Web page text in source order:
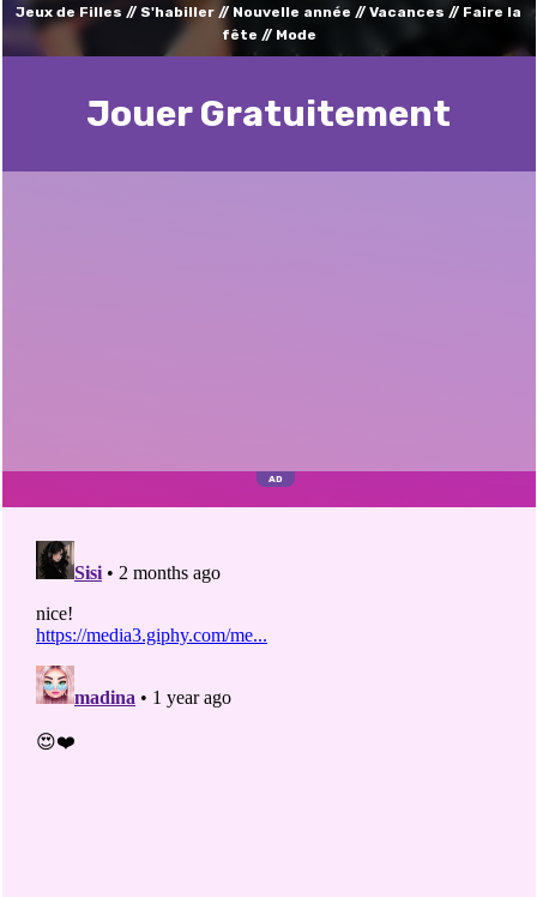
Jeux de Filles S'habiller Nouvelle année Vacances
Faire la
fête
Mode
Jouer Gratuitement